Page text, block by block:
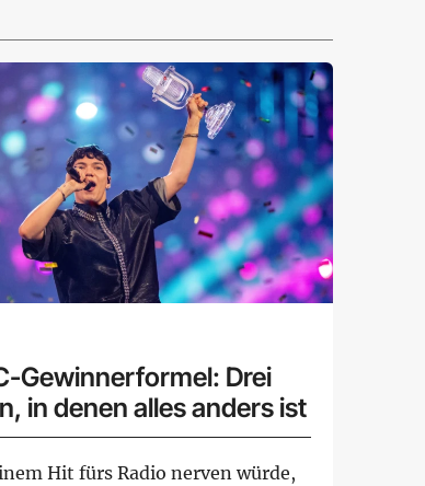
Gewinnerformel: Drei
in denen alles anders ist
Hit fürs Radio nerven würde,